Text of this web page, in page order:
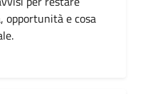
e cosa